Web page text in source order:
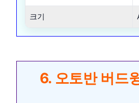
크기
6. 오토반 버드